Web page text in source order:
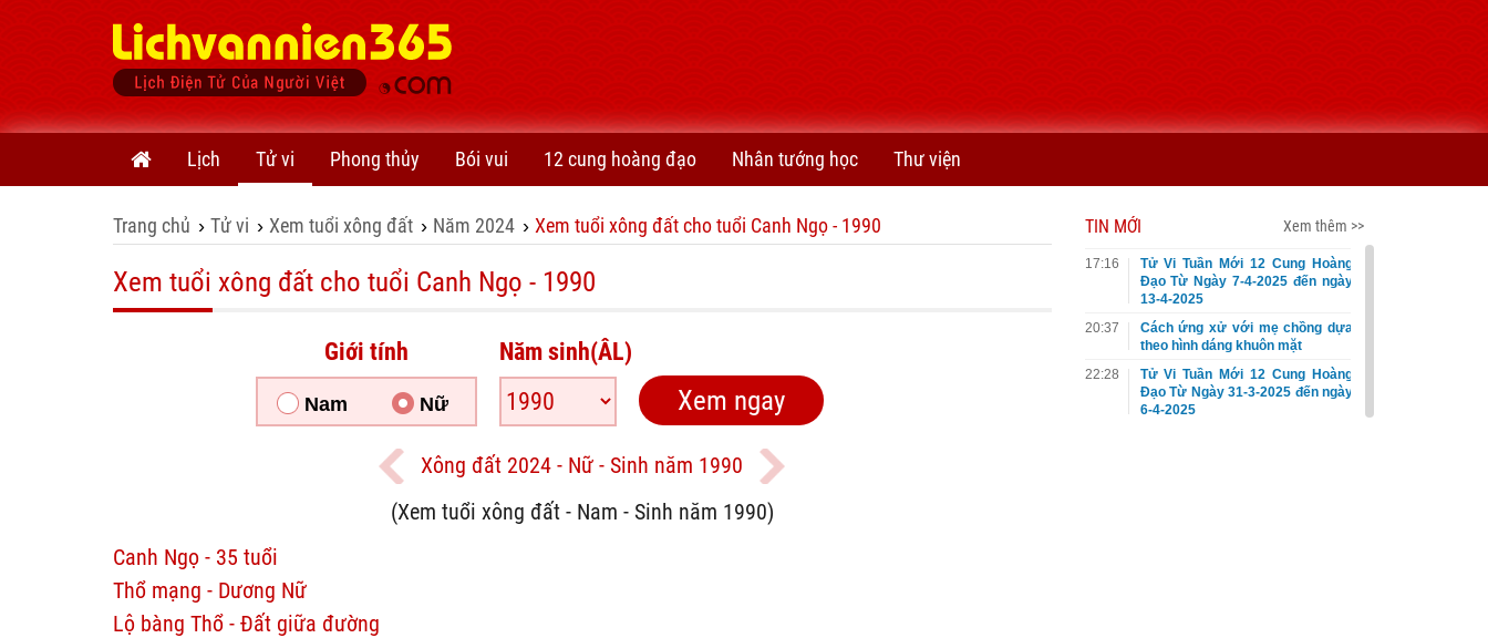
Lịch Tử vi Phong thủy Bói vui 12 cung hoàng đạo Nhân tướng học Thư viện
Trang chủ › Tử vi › Xem tuổi xông đất › Năm 2024 › Xem tuổi xông đất cho tuổi Canh Ngọ - 1990
Xem tuổi xông đất cho tuổi Canh Ngọ - 1990
Giới tính
Nam Nữ
Năm sinh(ÂL)
Xông đất 2024 - Nữ - Sinh năm 1990
(Xem tuổi xông đất - Nam - Sinh năm 1990)
Canh Ngọ - 35 tuổi
Thổ mạng - Dương Nữ
Lộ bàng Thổ - Đất giữa đường
TIN MỚI Xem thêm >>
17:16
Tử Vi Tuần Mới 12 Cung Hoàng
Đạo Từ Ngày 7-4-2025 đến ngày
13-4-2025
20:37
Cách ứng xử với mẹ chồng dựa
theo hình dáng khuôn mặt
22:28
Tử Vi Tuần Mới 12 Cung Hoàng
Đạo Từ Ngày 31-3-2025 đến ngày
6-4-2025